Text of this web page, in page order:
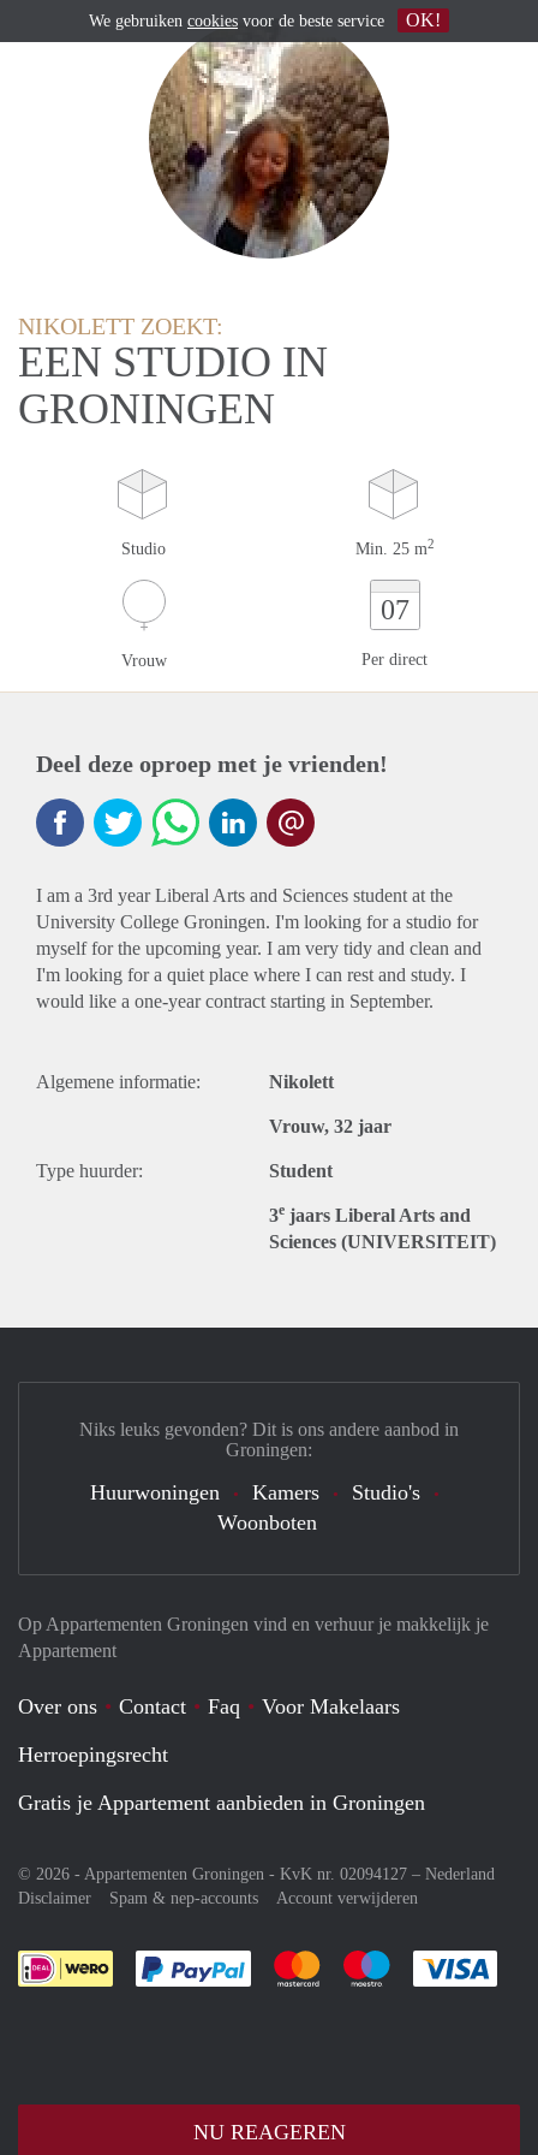
NIKOLETT ZOEKT:
EEN STUDIO IN
GRONINGEN
Studio Min. 25 m2
Vrouw
07
Per direct
Deel deze oproep met je vrienden!
I am a 3rd year Liberal Arts and Sciences student at the
University College Groningen. I'm looking for a studio for
myself for the upcoming year. I am very tidy and clean and
I'm looking for a quiet place where I can rest and study. I
would like a one-year contract starting in September.
Algemene informatie: Nikolett
Vrouw, 32 jaar
Type huurder: Student
3e jaars Liberal Arts and
Sciences (UNIVERSITEIT)
NU REAGEREN
Op Appartementen Groningen vind en verhuur je makkelijk je
Appartement
Over ons Contact Faq
Voor Makelaars
Herroepingsrecht
Gratis je Appartement aanbieden in Groningen
© 2026 - Appartementen Groningen - KvK nr. 02094127 – Nederland
Disclaimer
Spam & nep-accounts Account verwijderen
Je rekent gemakkelijk af met Paypal
Je rekent gemakkelijk af met
Je rekent
Niks leuks gevonden? Dit is ons andere aanbod in
Groningen:
Huurwoningen Kamers
Studio's
Woonboten
We gebruiken cookies voor de beste service OK!